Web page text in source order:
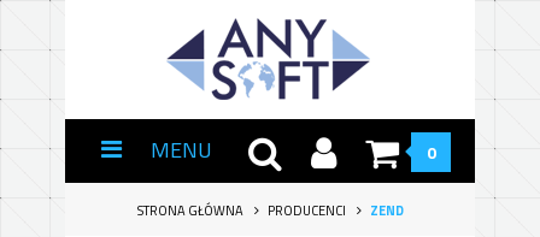
MENU 0
STRONA GŁÓWNA PRODUCENCI ZEND